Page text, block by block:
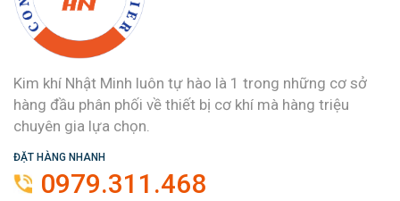
Kim khí Nhật Minh luôn tự hào là 1 trong những cơ sở
hàng đầu phân phối về thiết bị cơ khí mà hàng triệu
chuyên gia lựa chọn.
ĐẶT HÀNG NHANH
0979.311.468